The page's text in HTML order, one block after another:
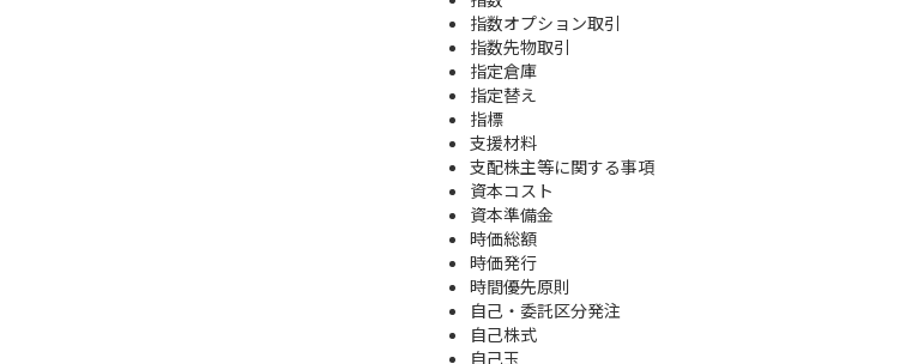
指数オプション取引
指数先物取引
指定倉庫
指定替え
指標
支援材料
支配株主等に関する事項
資本コスト
資本準備金
時価総額
時価発行
時間優先原則
自己・委託区分発注
自己株式
自己玉